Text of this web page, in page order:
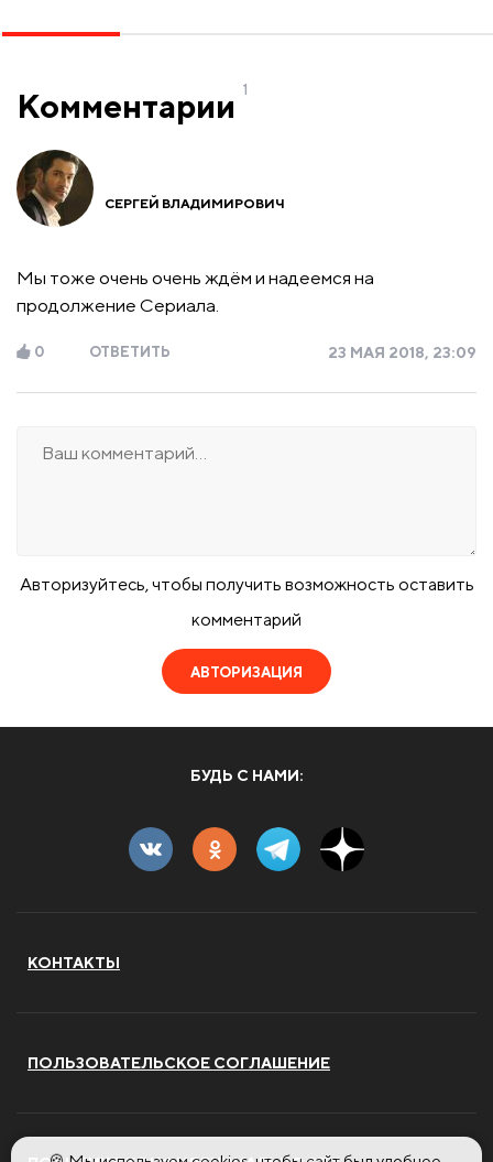
Комментарии 1
СЕРГЕЙ ВЛАДИМИРОВИЧ
Мы тоже очень очень ждём и надеемся на
продолжение Сериала.
0 ОТВЕТИТЬ 23 МАЯ 2018, 23:09
Авторизуйтесь, чтобы получить возможность оставить
комментарий
АВТОРИЗАЦИЯ
БУДЬ С НАМИ:
КОНТАКТЫ
ПОЛЬЗОВАТЕЛЬСКОЕ СОГЛАШЕНИЕ